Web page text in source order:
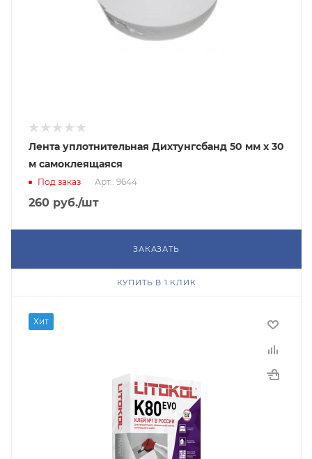
Лента уплотнительная Дихтунгcбанд 50 мм х 30
м самоклеящаяся
Под заказ Арт.: 9644
260 руб./шт
ЗАКАЗАТЬ
КУПИТЬ В 1 КЛИК
Хит